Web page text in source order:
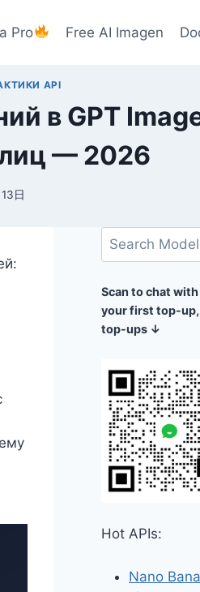
Pro Free AI Imagen
API
в GPT
— 2026
日
Поиск
Scan to chat
your first top-
top-ups ↓
Hot APIs:
Nano